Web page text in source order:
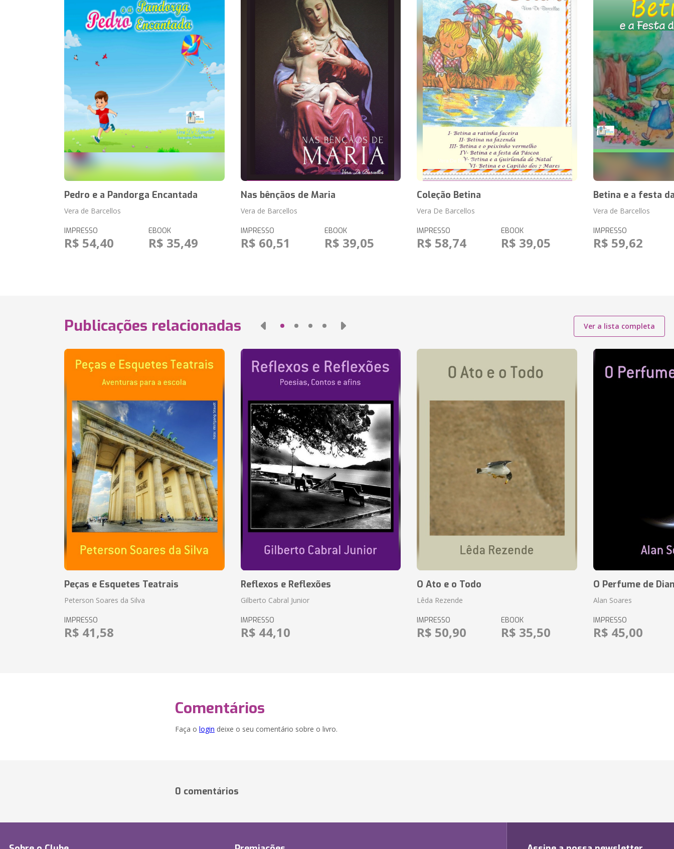
Pedro e a Pandorga Encantada
Vera de Barcellos
IMPRESSO
R$ 54,40
EBOOK
R$ 35,49
Nas bênçãos de Maria
Vera de Barcellos
IMPRESSO
R$ 60,51
EBOOK
R$ 39,05
Coleção Betina
Vera De Barcellos
IMPRESSO
R$ 58,74
EBOOK
R$ 39,05
Betina e a festa
Vera de Barcellos
IMPRESSO
R$ 59,62
Publicações relacionadas Ver a lista completa
Peças e Esquetes Teatrais
Peterson Soares da Silva
IMPRESSO
R$ 41,58
Reflexos e Reflexões
Gilberto Cabral Junior
IMPRESSO
R$ 44,10
O Ato e o Todo
Lêda Rezende
IMPRESSO
R$ 50,90
EBOOK
R$ 35,50
O Perfume de
Alan Soares
IMPRESSO
R$ 45,00
Comentários
Faça o login deixe o seu comentário sobre o livro.
0 comentários